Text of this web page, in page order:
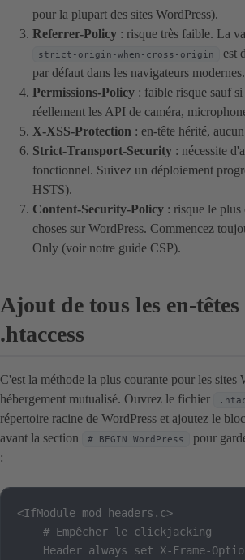
pour la plupart des sites WordPress).
Referrer-Policy : risque très faible. La
strict-origin-when-cross-origin
est
par défaut dans les navigateurs modernes.
Permissions-Policy : faible risque sauf
réellement les API de caméra,
X-XSS-Protection : en-tête hérité,
Strict-Transport-Security : nécessite
fonctionnel. Suivez un déploiement
HSTS).
Content-Security-Policy : risque le plus
choses sur WordPress. Commencez
Only (voir notre guide CSP).
Ajout de tous les en-
.htaccess
C'est la méthode la plus courante pour les sites
hébergement mutualisé. Ouvrez le fichier
répertoire racine de WordPress et ajoutez le
avant la section
# BEGIN WordPress
pour
:
<IfModule mod_headers.c>
    # Empêcher le clickjacking
Header always set X-Frame-